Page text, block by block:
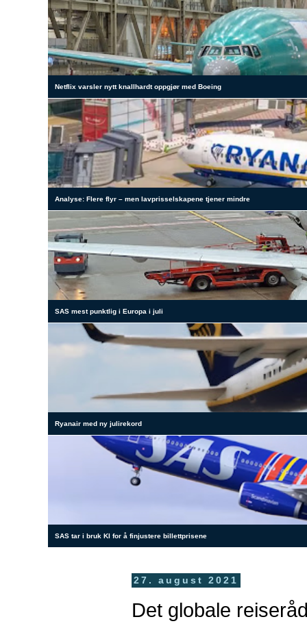
Netflix varsler nytt knallhardt oppgjør med Boeing
Analyse: Flere flyr – men lavprisselskapene tjener mindre
SAS mest punktlig i Europa i juli
Ryanair med ny julirekord
SAS tar i bruk KI for å finjustere billettprisene
27. august 2021
Det globale